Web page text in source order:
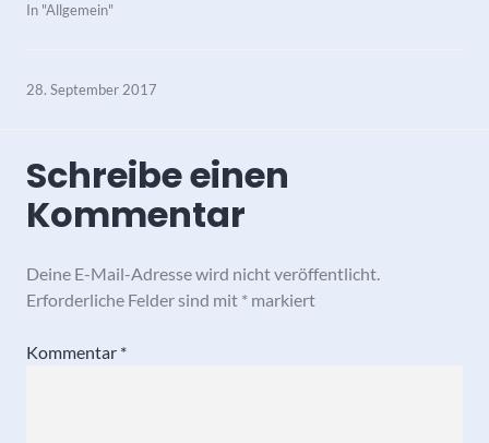
In "Allgemein"
28. September 2017
Schreibe einen
Kommentar
Deine E-Mail-Adresse wird nicht veröffentlicht.
Erforderliche Felder sind mit * markiert
Kommentar *